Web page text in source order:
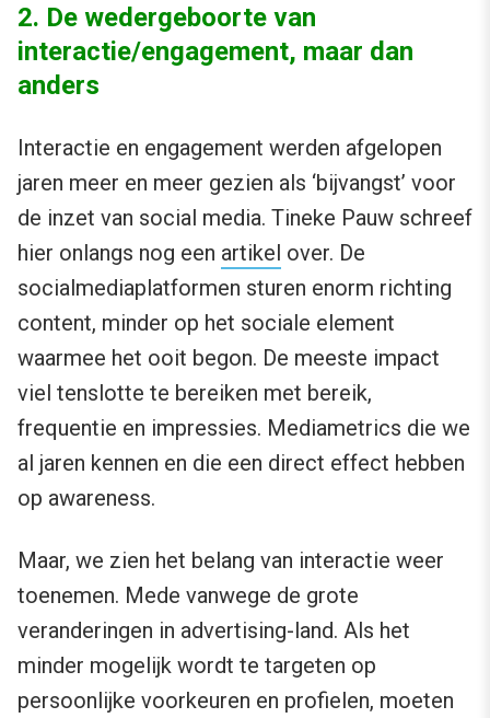
2. De wedergeboorte van
interactie/engagement, maar dan
anders
Interactie en engagement werden afgelopen
jaren meer en meer gezien als ‘bijvangst’ voor
de inzet van social media. Tineke Pauw schreef
hier onlangs nog een artikel over. De
socialmediaplatformen sturen enorm richting
content, minder op het sociale element
waarmee het ooit begon. De meeste impact
viel tenslotte te bereiken met bereik,
frequentie en impressies. Mediametrics die we
al jaren kennen en die een direct effect hebben
op awareness.
Maar, we zien het belang van interactie weer
toenemen. Mede vanwege de grote
veranderingen in advertising-land. Als het
minder mogelijk wordt te targeten op
persoonlijke voorkeuren en profielen, moeten